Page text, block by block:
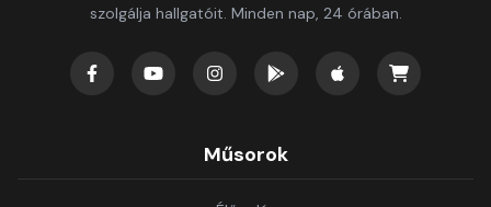
szolgálja hallgatóit. Minden nap, 24 órában.
Műsorok